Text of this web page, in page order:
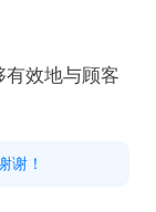
效地与顾客
谢！